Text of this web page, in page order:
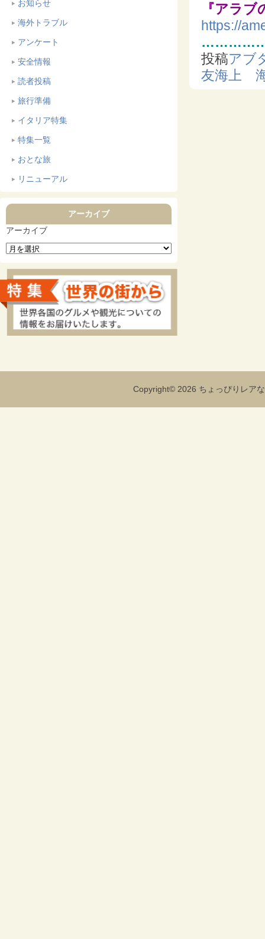
お知らせ
海外トラブル
アンケート
安全情報
読者投稿
旅行準備
イタリア特集
特集一覧
おとな旅
リニューアル
アーカイブ
アーカイブ
『アラ
https://
投稿アブ
友海上
Copyright© 2026 ちょっぴりレ